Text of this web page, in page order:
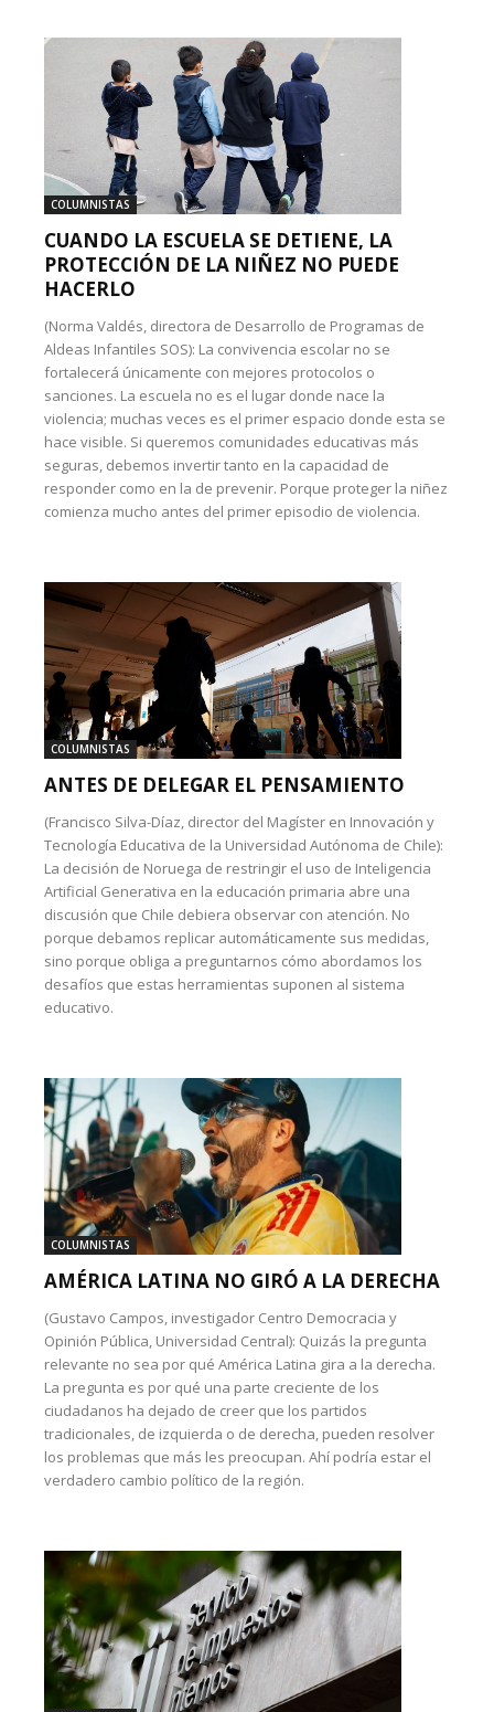
COLUMNISTAS
CUANDO LA ESCUELA SE DETIENE, LA
PROTECCIÓN DE LA NIÑEZ NO PUEDE
HACERLO
(Norma Valdés, directora de Desarrollo de Programas de
Aldeas Infantiles SOS): La convivencia escolar no se
fortalecerá únicamente con mejores protocolos o
sanciones. La escuela no es el lugar donde nace la
violencia; muchas veces es el primer espacio donde esta se
hace visible. Si queremos comunidades educativas más
seguras, debemos invertir tanto en la capacidad de
responder como en la de prevenir. Porque proteger la niñez
comienza mucho antes del primer episodio de violencia.
COLUMNISTAS
ANTES DE DELEGAR EL PENSAMIENTO
(Francisco Silva-Díaz, director del Magíster en Innovación y
Tecnología Educativa de la Universidad Autónoma de Chile):
La decisión de Noruega de restringir el uso de Inteligencia
Artificial Generativa en la educación primaria abre una
discusión que Chile debiera observar con atención. No
porque debamos replicar automáticamente sus medidas,
sino porque obliga a preguntarnos cómo abordamos los
desafíos que estas herramientas suponen al sistema
educativo.
COLUMNISTAS
AMÉRICA LATINA NO GIRÓ A LA DERECHA
(Gustavo Campos, investigador Centro Democracia y
Opinión Pública, Universidad Central): Quizás la pregunta
relevante no sea por qué América Latina gira a la derecha.
La pregunta es por qué una parte creciente de los
ciudadanos ha dejado de creer que los partidos
tradicionales, de izquierda o de derecha, pueden resolver
los problemas que más les preocupan. Ahí podría estar el
verdadero cambio político de la región.